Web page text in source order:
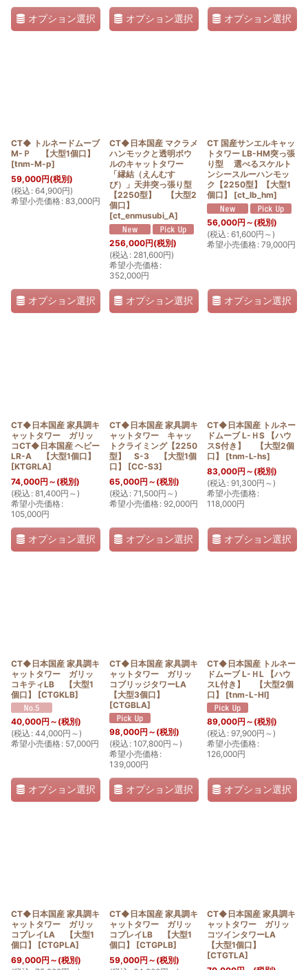
オプション選択 オプション選択 オプション選択
CT◆ トルネードムーブ
M-Ｐ 【大型1個口】
[tnm-M-p]
59,000円(税別)
(税込 : 64,900円)
希望小売価格: 83,000円
オプション選択
CT◆日本国産 マクラメ
ハンモックと透明ボウ
ルのキャットタワー
「縁結（えんむす
び）」天井突っ張り型
【2250型】 【大型2
個口】
[ct_enmusubi_A]
256,000円(税別)
(税込 : 281,600円)
希望小売価格:
352,000円
オプション選択
CT 国産サンエルキャッ
トタワー LB-HM突っ張
り型 選べるスケルト
ンシースルーハンモッ
ク【2250型】【大型1
個口】
[ct_lb_hm]
56,000円 ～ (税別)
(税込 : 61,600円 ～)
希望小売価格: 79,000円
オプション選択
CT◆日本国産 家具調キ
ャットタワー ガリッ
コCT◆日本国産 ヘビー
LR-A 【大型1個口】
[KTGRLA]
74,000円 ～ (税別)
(税込 : 81,400円 ～)
希望小売価格:
105,000円
オプション選択
CT◆日本国産 家具調キ
ャットタワー キャッ
トクライミング【2250
型】 S-3 【大型1個
口】
[CC-S3]
65,000円 ～ (税別)
(税込 : 71,500円 ～)
希望小売価格: 92,000円
オプション選択
CT◆日本国産 トルネー
ドムーブ L-ＨS 【ハウ
スS付き】 【大型2個
口】
[tnm-L-hs]
83,000円 ～ (税別)
(税込 : 91,300円 ～)
希望小売価格:
118,000円
オプション選択
CT◆日本国産 家具調キ
ャットタワー ガリッ
コキティLB 【大型1
個口】
[CTGKLB]
40,000円 ～ (税別)
(税込 : 44,000円 ～)
希望小売価格: 57,000円
オプション選択
CT◆日本国産 家具調キ
ャットタワー ガリッ
コブリッジタワーLA
【大型3個口】
[CTGBLA]
98,000円 ～ (税別)
(税込 : 107,800円 ～)
希望小売価格:
139,000円
オプション選択
CT◆日本国産 トルネー
ドムーブ L-ＨL 【ハウ
スL付き】 【大型2個
口】
[tnm-L-Hl]
89,000円 ～ (税別)
(税込 : 97,900円 ～)
希望小売価格:
126,000円
オプション選択
CT◆日本国産 家具調キ
ャットタワー ガリッ
コプレイLA 【大型1
個口】
[CTGPLA]
69,000円 ～ (税別)
CT◆日本国産 家具調キ
ャットタワー ガリッ
コプレイLB 【大型1
個口】
[CTGPLB]
59,000円 ～ (税別)
CT◆日本国産 家具調キ
ャットタワー ガリッ
コツインタワーLA
【大型1個口】
[CTGTLA]